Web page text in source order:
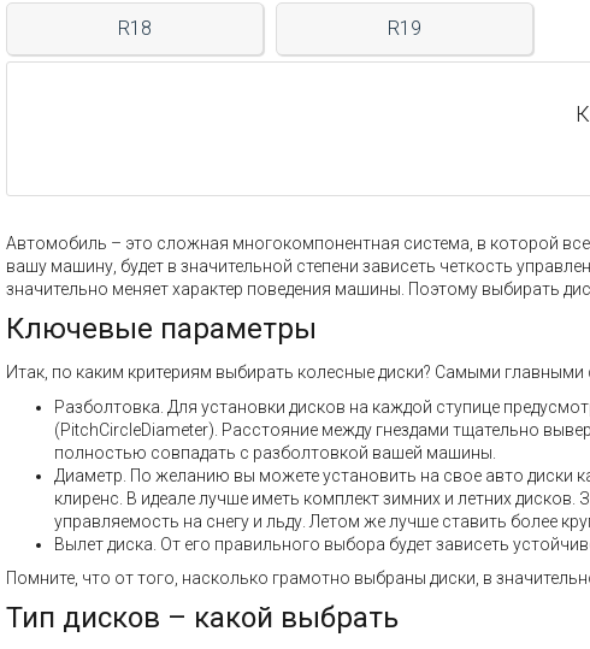
R18 R19
Автомобиль – это сложная многокомпонентная система, в которой
вашу машину, будет в значительной степени зависеть четкость
значительно меняет характер поведения машины. Поэтому выбирать
Ключевые параметры
Итак, по каким критериям выбирать колесные диски? Самыми
Разболтовка. Для установки дисков на каждой ступице
(PitchCircleDiameter). Расстояние между гнездами тщательно
полностью совпадать с разболтовкой вашей машины.
Диаметр. По желанию вы можете установить на свое авто диски
клиренс. В идеале лучше иметь комплект зимних и летних
управляемость на снегу и льду. Летом же лучше ставить более
Вылет диска. От его правильного выбора будет зависеть
Помните, что от того, насколько грамотно выбраны диски, в
Тип дисков – какой выбрать